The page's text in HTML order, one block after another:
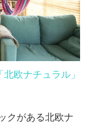
欧ナチュラル」
クがある北欧ナ